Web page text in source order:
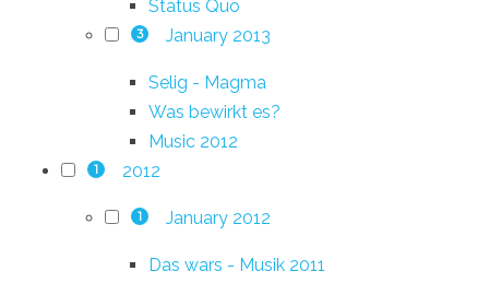
Status Quo
3 January 2013
Selig - Magma
Was bewirkt es?
Music 2012
1 2012
1 January 2012
Das wars - Musik 2011